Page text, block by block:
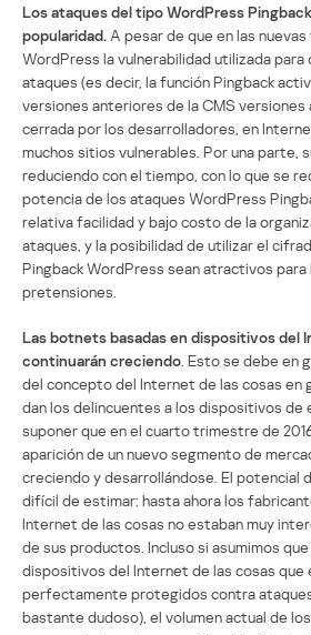
Los ataques del tipo WordPress
popularidad. A pesar de que en las
WordPress la vulnerabilidad utilizada
ataques (es decir, la función Pingback
versiones anteriores de la CMS
cerrada por los desarrolladores, en
muchos sitios vulnerables. Por una parte,
reduciendo con el tiempo, con lo que se
potencia de los ataques WordPress
relativa facilidad y bajo costo de la
ataques, y la posibilidad de utilizar el
Pingback WordPress sean atractivos
pretensiones.
Las botnets basadas en dispositivos del
continuarán creciendo . Esto se debe en
del concepto del Internet de las cosas en
dan los delincuentes a los dispositivos de
suponer que en el cuarto trimestre de
aparición de un nuevo segmento de
creciendo y desarrollándose. El potencial
difícil de estimar: hasta ahora los
Internet de las cosas no estaban muy
de sus productos. Incluso si asumimos
dispositivos del Internet de las cosas que
perfectamente protegidos contra
bastante dudoso), el volumen actual de